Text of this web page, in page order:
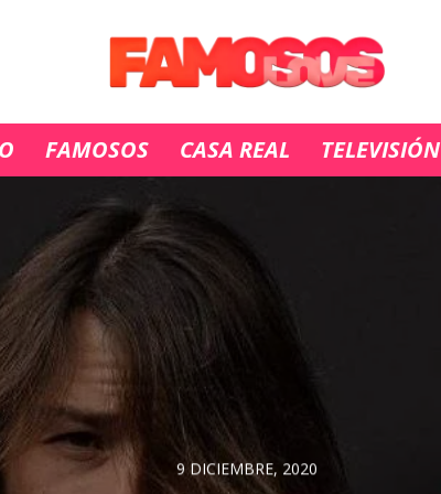
FAMOSOS CASA REAL TELEVISIÓN
9 DICIEMBRE, 2020